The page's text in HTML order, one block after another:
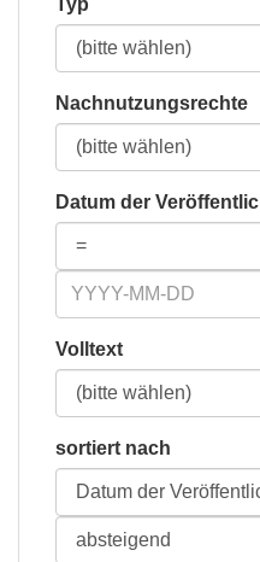
Typ
Nachnutzungsrechte
Datum der
Volltext
sortiert nach